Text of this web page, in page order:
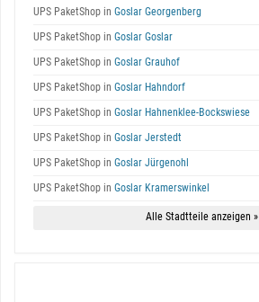
UPS PaketShop in Goslar Georgenberg
UPS PaketShop in Goslar Goslar
UPS PaketShop in Goslar Grauhof
UPS PaketShop in Goslar Hahndorf
UPS PaketShop in Goslar Hahnenklee-Bockswiese
UPS PaketShop in Goslar Jerstedt
UPS PaketShop in Goslar Jürgenohl
UPS PaketShop in Goslar Kramerswinkel
Alle Stadtteile anzeigen »